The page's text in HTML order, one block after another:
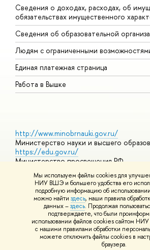
Мы используем файлы cookies для
НИУ ВШЭ и большего удобства его
подробную информацию об
можно найти здесь, наши правила
данных –здесь. Продолжая
подтверждаете, что были
использовании файлов cookies сайтом
с нашими правилами обработки
можете отключить файлы cookies в
браузера.
Сведения о доходах, расходах, об
обязательствах имущественного
Сведения об образовательной
Людям с ограниченными
Единая платежная страница
Работа в Вышке
http://www.minobrnauki.gov.ru/
Министерство науки и высшего
https://edu.gov.ru/
Министерство просвещения РФ
Массовые открытые онлайн-курсы
© НИУ ВШЭ 1993–2026 Адреса и контакты
использования материалов Политика
Шрифты HSE Sans и HSE Slab разработаны в